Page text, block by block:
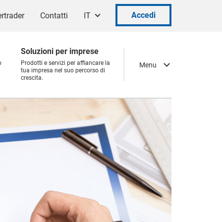
Contatti IT Accedi
Menu
Soluzioni per imprese
Prodotti e servizi per affiancare la
tua impresa nel suo percorso di
crescita.